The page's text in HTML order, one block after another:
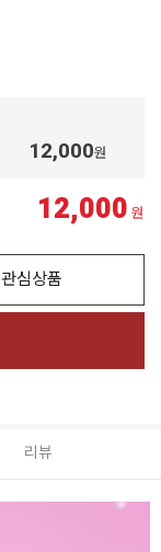
12,000원
12,000 원
관심상품
리뷰